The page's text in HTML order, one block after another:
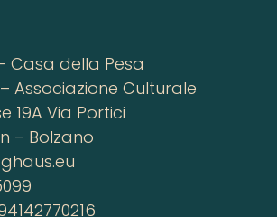
Casa della Pesa
Associazione Culturale
19A Via Portici
– Bolzano